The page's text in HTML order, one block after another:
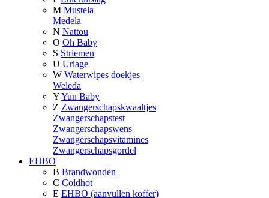
M Mustela
Medela
N Nattou
O Oh Baby
S Striemen
U Uriage
W Waterwipes doekjes
Weleda
YYun Baby
Z Zwangerschapskwaaltjes
Zwangerschapstest
Zwangerschapswens
Zwangerschapsvitamines
Zwangerschapsgordel
EHBO
B Brandwonden
C Coldhot
E EHBO (aanvullen koffer)